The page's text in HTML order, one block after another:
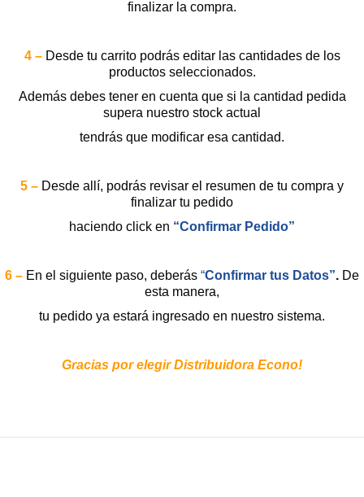
finalizar la compra.
4 – Desde tu carrito podrás editar las cantidades de los
productos seleccionados.
Además debes tener en cuenta que si la cantidad pedida
supera nuestro stock actual
tendrás que modificar esa cantidad.
5 – Desde allí, podrás revisar el resumen de tu compra y
finalizar tu pedido
haciendo click en “Confirmar Pedido”
6 – En el siguiente paso, deberás “Confirmar tus Datos”. De
esta manera,
tu pedido ya estará ingresado en nuestro sistema.
Gracias por elegir Distribuidora Econo!